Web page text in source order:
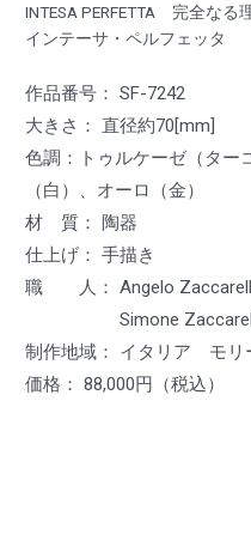
INTESA PERFETTA 完全なる
インテーサ・ペルフェッタ
作品番号： SF-7242
大きさ： 直径約70[mm]
色調：トゥルケーゼ（ター
（白）、オーロ（金）
材 質： 陶器
仕上げ： 手描き
職 人： Angelo
Simone
制作地域： イタリア モリ
価格： 88,000円（税込）